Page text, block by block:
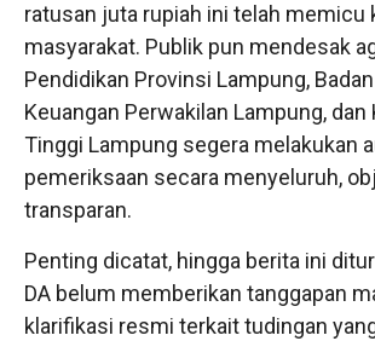
ratusan juta rupiah ini telah memicu
masyarakat. Publik pun mendesak
Pendidikan Provinsi Lampung,
Keuangan Perwakilan Lampung, dan
Tinggi Lampung segera melakukan
pemeriksaan secara menyeluruh,
transparan.
Penting dicatat, hingga berita ini
DA belum memberikan tanggapan
klarifikasi resmi terkait tudingan